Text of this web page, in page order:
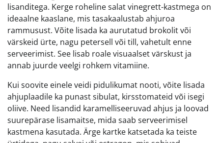
lisanditega. Kerge roheline salat vinegrett-kastmega on
ideaalne kaaslane, mis tasakaalustab ahjuroa
rammusust. Võite lisada ka aurutatud brokolit või
värskeid ürte, nagu petersell või till, vahetult enne
serveerimist. See lisab roale visuaalset värskust ja
annab juurde veelgi rohkem vitamiine.
Kui soovite einele veidi pidulikumat nooti, võite lisada
ahjuplaadile ka punast sibulat, kirsstomateid või isegi
oliive. Need lisandid karamelliseeruvad ahjus ja loovad
suurepärase lisamaitse, mida saab serveerimisel
kastmena kasutada. Ärge kartke katsetada ka teiste